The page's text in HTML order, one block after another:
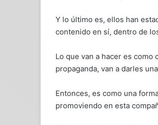
Y lo último es, ellos han
contenido en sí, dentro de
Lo que van a hacer es
propaganda, van a darles
Entonces, es como una
promoviendo en esta